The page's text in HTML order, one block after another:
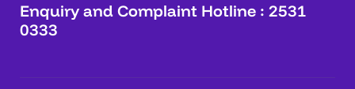
Enquiry and Complaint Hotline : 2531
0333